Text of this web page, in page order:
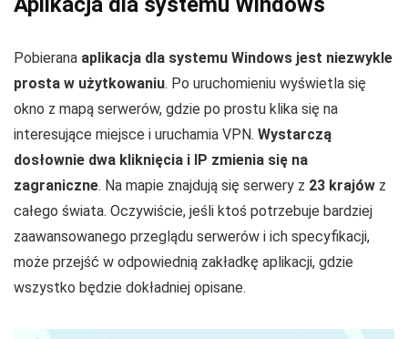
Pobierana aplikacja dla systemu Windows jest niezwykle
prosta w użytkowaniu. Po uruchomieniu wyświetla się
okno z mapą serwerów, gdzie po prostu klika się na
interesujące miejsce i uruchamia VPN. Wystarczą
dosłownie dwa kliknięcia i IP zmienia się na
zagraniczne. Na mapie znajdują się serwery z 23 krajów z
całego świata. Oczywiście, jeśli ktoś potrzebuje bardziej
zaawansowanego przeglądu serwerów i ich specyfikacji,
może przejść w odpowiednią zakładkę aplikacji, gdzie
wszystko będzie dokładniej opisane.